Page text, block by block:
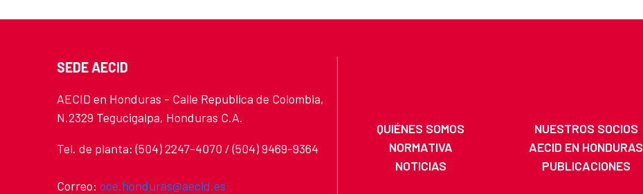
SEDE AECID
AECID en Honduras - Calle Republica de Colombia,
N.2329 Tegucigalpa, Honduras C.A.
Tel. de planta: (504) 2247-4070 / (504) 9469-9364
Correo: oce.honduras@aecid.es
QUIÉNES SOMOS NUESTROS SOCIOS
NORMATIVA
AECID EN HONDURAS
NOTICIAS
PUBLICACIONES